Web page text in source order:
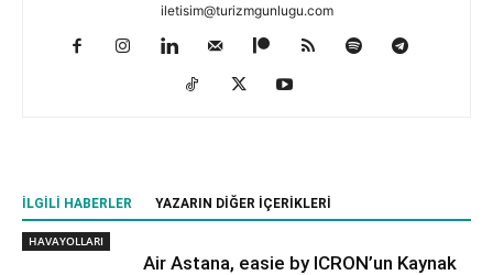
iletisim@turizmgunlugu.com
İLGILI HABERLER YAZARIN DIĞER İÇERIKLERI
HAVAYOLLARI
Air Astana, easie by ICRON’un Kaynak